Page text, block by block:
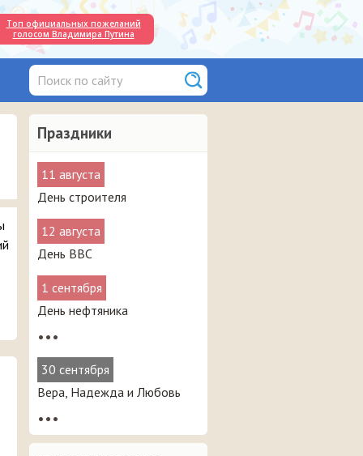
Топ официальных пожеланий
голосом Владимира Путина
Праздники
11 августа
День строителя
12 августа
День ВВС
1 сентября
День нефтяника
•••
30 сентября
Вера, Надежда и Любовь
•••